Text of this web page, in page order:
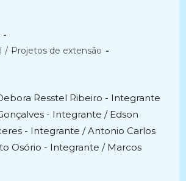
/ Projetos de extensão
Resstel Ribeiro - Integrante
- Integrante / Edson
- Integrante / Antonio Carlos
Osório - Integrante / Marcos